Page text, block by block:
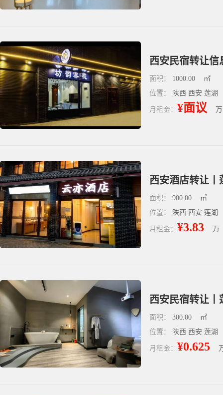
面积： 1000.00
㎡
位置：
陕西 西安 莲湖
月租金： ¥面议 万
面积： 900.00
㎡
位置：
陕西 西安 莲湖
月租金： ¥3.83 万
西安民宿转让丨
面积： 300.00
㎡
位置：
陕西 西安 莲湖
月租金： ¥0.625